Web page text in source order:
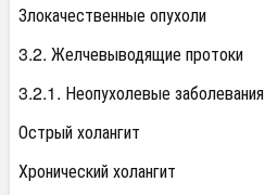
Злокачественные опухоли
3.2. Желчевыводящие протоки
3.2.1. Неопухолевые заболевания
Острый холангит
Хронический холангит